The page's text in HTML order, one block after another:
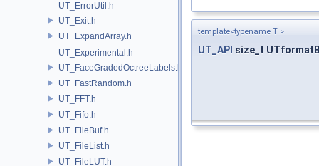
UT_ErrorUtil.h
UT_Exit.h
UT_ExpandArray.h
UT_Experimental.h
UT_FaceGradedOctreeLabels.h
UT_FastRandom.h
UT_FFT.h
UT_Fifo.h
UT_FileBuf.h
UT_FileList.h
UT_FileLUT.h
template<typename T >
UT_API size_t